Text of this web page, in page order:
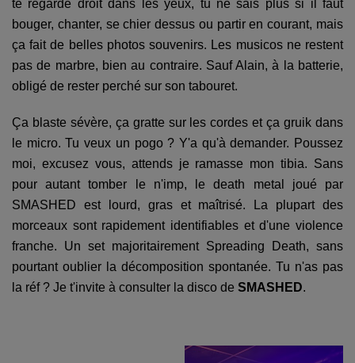
te regarde droit dans les yeux, tu ne sais plus si il faut
bouger, chanter, se chier dessus ou partir en courant, mais
ça fait de belles photos souvenirs. Les musicos ne restent
pas de marbre, bien au contraire. Sauf Alain, à la batterie,
obligé de rester perché sur son tabouret.
Ça blaste sévère, ça gratte sur les cordes et ça gruik dans
le micro. Tu veux un pogo ? Y'a qu'à demander. Poussez
moi, excusez vous, attends je ramasse mon tibia. Sans
pour autant tomber le n'imp, le death metal joué par
SMASHED est lourd, gras et maîtrisé. La plupart des
morceaux sont rapidement identifiables et d'une violence
franche. Un set majoritairement Spreading Death, sans
pourtant oublier la décomposition spontanée. Tu n'as pas
la réf ? Je t'invite à consulter la disco de SMASHED.